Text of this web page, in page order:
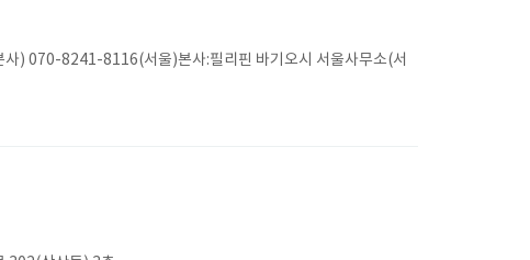
) 070-8241-8116(서울)본사:필리핀 바기오시 서울사무소(서